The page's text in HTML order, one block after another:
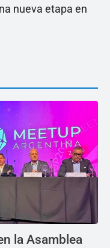
nueva etapa en
la Asamblea